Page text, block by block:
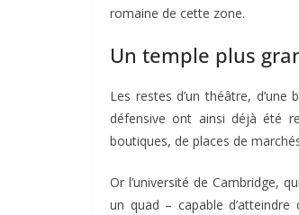
romaine de cette zone.
Un temple plus
Les restes d’un théâtre,
défensive ont ainsi déjà été
boutiques, de places de
Or l’université de Cambridge,
un quad – capable